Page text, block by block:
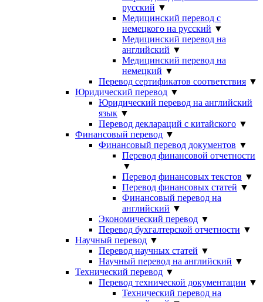
русский ▼
Медицинский перевод с
немецкого на русский ▼
Медицинский перевод на
английский ▼
Медицинский перевод на
немецкий ▼
Перевод сертификатов соответствия ▼
Юридический перевод ▼
Юридический перевод на английский
язык ▼
Перевод деклараций с китайского ▼
Финансовый перевод ▼
Финансовый перевод документов ▼
Перевод финансовой отчетности
▼
Перевод финансовых текстов ▼
Перевод финансовых статей ▼
Финансовый перевод на
английский ▼
Экономический перевод ▼
Перевод бухгалтерской отчетности ▼
Научный перевод ▼
Перевод научных статей ▼
Научный перевод на английский ▼
Технический перевод ▼
Перевод технической документации ▼
Технический перевод на